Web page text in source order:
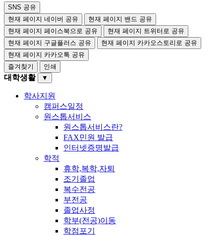
SNS 공유
현재 페이지 네이버 공유
현재 페이지 밴드 공유
현재 페이지 페이스북으로 공유
현재 페이지 트위터로 공유
현재 페이지 구글플러스 공유
현재 페이지 카카오스토리로 공유
현재 페이지 카카오톡 공유
즐겨찾기
인쇄
대학생활 ▼
학사지원
캠퍼스일정
원스톱서비스
원스톱서비스란?
FAX민원 발급
인터넷증명발급
학적
휴학,복학,자퇴
조기졸업
복수전공
부전공
졸업사정
학부(전공)이동
학점포기